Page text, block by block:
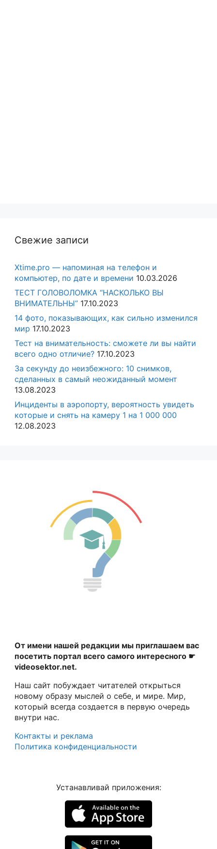
Свежие записи
Xtime.pro — напоминая на телефон и
компьютер, по дате и времени 10.03.2026
ТЕСТ ГОЛОВОЛОМКА “НАСКОЛЬКО ВЫ
ВНИМАТЕЛЬНЫ” 17.10.2023
14 фото, показывающих, как сильно изменился
мир 17.10.2023
Тест на внимательность: сможете ли вы найти
всего одно отличие? 17.10.2023
За секунду до неизбежного: 10 снимков,
сделанных в самый неожиданный момент
13.08.2023
Инциденты в аэропорту, вероятность увидеть
которые и снять на камеру 1 на 1 000 000
12.08.2023
От имени нашей редакции мы приглашаем вас
посетить портал всего самого интересного ☛
videosektor.net.
Наш сайт побуждает читателей открыться
новому образу мыслей о себе, и мире. Мир,
который всегда создается в первую очередь
внутри нас.
Контакты и реклама
Политика конфиденциальности
Устанавливай приложения: